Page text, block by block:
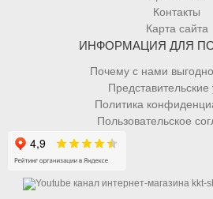
Контакты
Карта сайта
ИНФОРМАЦИЯ ДЛЯ
Почему с нами
Представительские
Политика
Пользовательское